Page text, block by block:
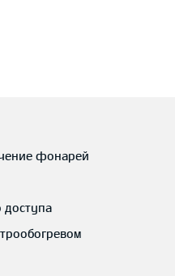
фонарей
доступа